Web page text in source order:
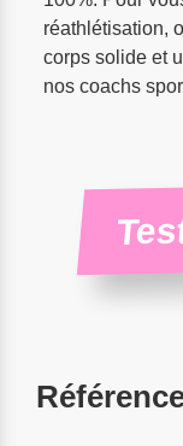
réathlétisation,
corps solide et
nos coachs